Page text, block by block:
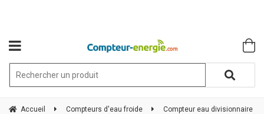
Accueil Compteurs d'eau froide
Compteur eau divisionnaire